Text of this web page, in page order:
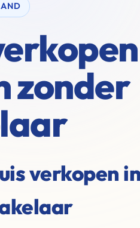
zonder
verkopen